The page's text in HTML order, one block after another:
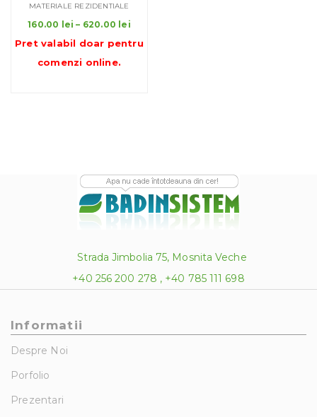
MATERIALE REZIDENTIALE
160.00 lei – 620.00 leiInterval
prețuri:
Pret valabil doar pentru
comenzi online.
Strada Jimbolia 75, Mosnita Veche
+40 256 200 278 , +40 785 111 698
Informatii
Despre Noi
Porfolio
Prezentari